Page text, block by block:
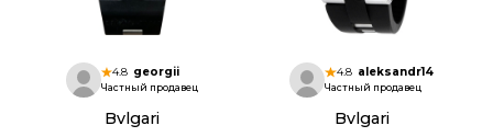
4.8 georgii
Частный продавец
Bvlgari
4.8 aleksandr14
Частный продавец
Bvlgari